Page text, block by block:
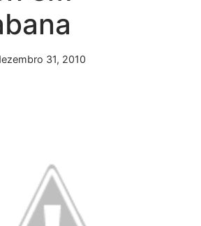
31, 2010